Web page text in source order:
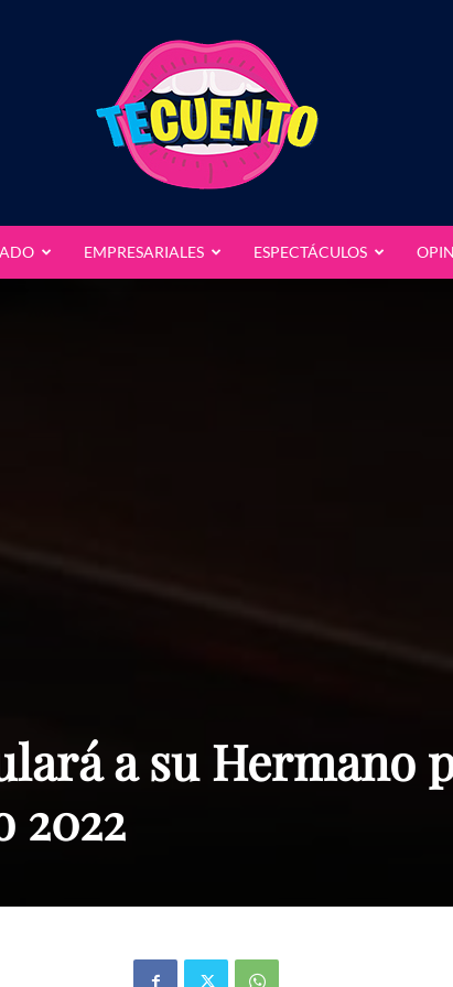
EMPRESARIALES ESPECTÁCULOS
a su Hermano
2022